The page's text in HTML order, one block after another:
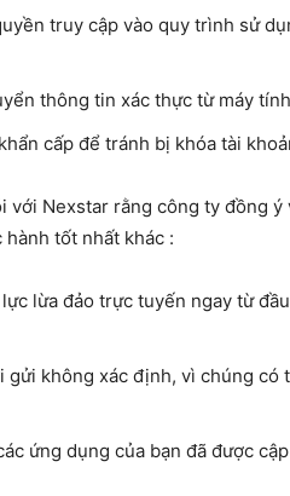
truy cập vào quy trình sử
thông tin xác thực từ máy
cấp để tránh bị khóa tài
Nexstar rằng công ty đồng ý
tốt nhất khác :
lừa đảo trực tuyến ngay từ
không xác định, vì chúng có
ứng dụng của bạn đã được